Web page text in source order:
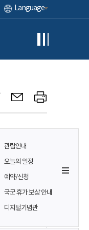
Language
관람안내
오늘의 일정
예약/신청
국군 휴가 보상 안내
디지털기념관
나
시